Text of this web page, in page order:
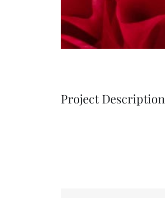
Project Description